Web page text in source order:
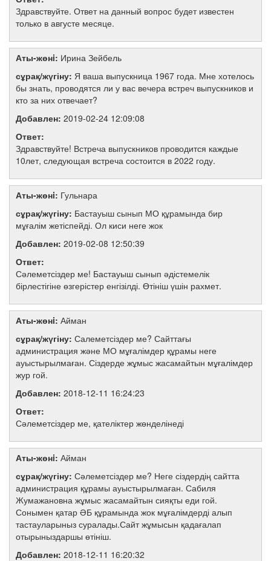
Здравствуйте. Ответ на данный вопрос будет известен
только в августе месяце.
Аты-жөнi: Ирина Зейбель
сұрақ/жүгіну: Я ваша выпускница 1967 года. Мне хотелось
бы знать, проводятся ли у вас вечера встреч выпускников и
кто за них отвечает?
Добавлен: 2019-02-24 12:09:08
Ответ:
Здравствуйте! Встреча выпускников проводится каждые
10лет, следующая встреча состоится в 2022 году.
Аты-жөнi: Гульнара
сұрақ/жүгіну: Бастауыш сынып МО құрамында бир
мұғалім жетіспейді. Ол киси неге жок
Добавлен: 2019-02-08 12:50:39
Ответ:
Сәлеметсіздер ме! Бастауыш сынып әдістемелік
бірлестігіне өзгерістер енгізілді. Өтініш үшін рахмет.
Аты-жөнi: Айман
сұрақ/жүгіну: Салеметсіздер ме? Сайттағы
администрация және МО мұғалімдер құрамы неге
ауыстырылмаған. Сіздерде жұмыс жасамайтын мұғалімдер
жур гой.
Добавлен: 2018-12-11 16:24:23
Ответ:
Сәлеметсіздер ме, қателіктер жөнделінеді
Аты-жөнi: Айман
сұрақ/жүгіну: Сәлеметсіздер ме? Неге сіздердің сайтта
администрация құрамы ауыстырылмаған. Сабиля
Жумажановна жұмыс жасамайтын сияқты еди гой.
Сонымен қатар ӘБ құрамында жок мұғалімдерді алып
тастауларыныз суралады.Сайт жұмысын қадағалап
отырыныздаршы өтініш.
Добавлен: 2018-12-11 16:20:32